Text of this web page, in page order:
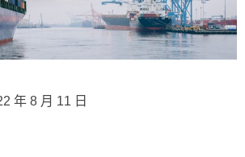
年 8 月 11 日